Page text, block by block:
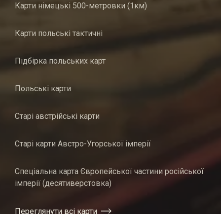
Карти німецькі 500-метровки (1км)
Карти польські тактичні
Підбірка польських карт
Польські карти
Старі австрійські карти
Старі карти Австро-Угорської імперії
Спеціальна карта Європейської частини російської
імперії (десятиверстовка)
Переглянути всі карти